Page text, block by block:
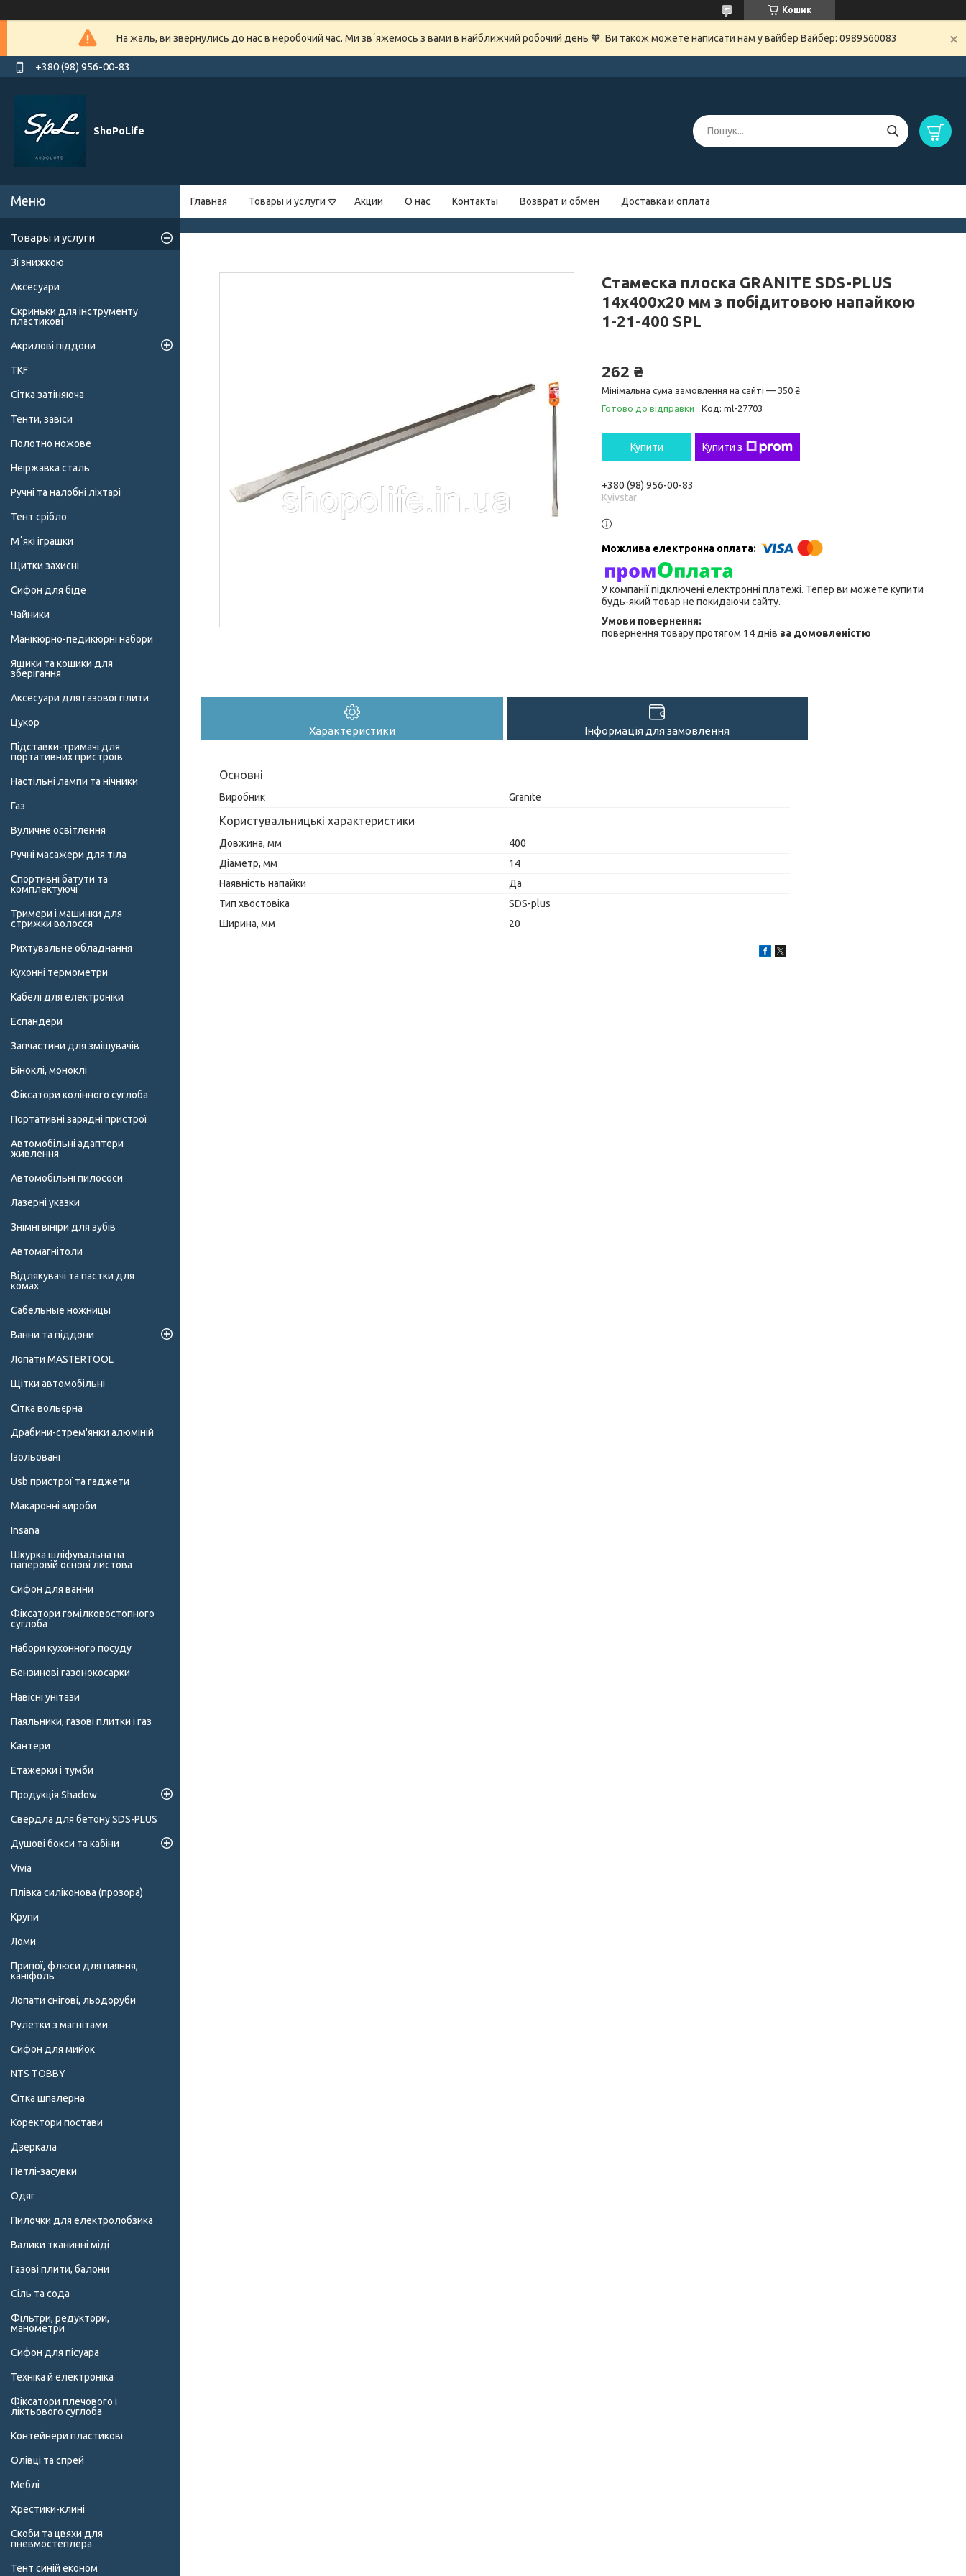
Кошик
На жаль, ви звернулись до нас в неробочий час. Ми звʼяжемось з вами в найближчий робочий день 🧡. Ви також можете написати нам у вайбер Вайбер: 0989560083
+380 (98) 956-00-83
ShoPoLife
Главная Товары и услуги Акции О нас Контакты Возврат и обмен Доставка и оплата
Стамеска плоска GRANITE SDS-PLUS
14х400х20 мм з побідитовою напайкою
1-21-400 SPL
262 ₴
Мінімальна сума замовлення на сайті — 350 ₴
Готово до відправки
Код: ml-27703
Купити Купити з
+380 (98) 956-00-83
Kyivstar
У компанії підключені електронні платежі. Тепер ви можете купити
будь-який товар не покидаючи сайту.
повернення товару протягом 14 днів за домовленістю
Характеристики Інформація для замовлення
Основні
Виробник Granite
Користувальницькі характеристики
Довжина, мм
400
Діаметр, мм
14
Наявність напайки
Да
Тип хвостовіка
SDS-plus
Ширина, мм
20
Товары и услуги
Зі знижкою
Аксесуари
Скриньки для інструменту
пластикові
Акрилові піддони
TKF
Сітка затіняюча
Тенти, завіси
Полотно ножове
Неіржавка сталь
Ручні та налобні ліхтарі
Тент срібло
Мʼякі іграшки
Щитки захисні
Сифон для біде
Чайники
Манікюрно-педикюрні набори
Ящики та кошики для
зберігання
Аксесуари для газової плити
Цукор
Підставки-тримачі для
портативних пристроїв
Настільні лампи та нічники
Газ
Вуличне освітлення
Ручні масажери для тіла
Спортивні батути та
комплектуючі
Тримери і машинки для
стрижки волосся
Рихтувальне обладнання
Кухонні термометри
Кабелі для електроніки
Еспандери
Запчастини для змішувачів
Біноклі, моноклі
Фіксатори колінного суглоба
Портативні зарядні пристрої
Автомобільні адаптери
живлення
Автомобільні пилососи
Лазерні указки
Знімні вініри для зубів
Автомагнітоли
Відлякувачі та пастки для
комах
Сабельные ножницы
Ванни та піддони
Лопати MASTERTOOL
Щітки автомобільні
Сітка вольєрна
Драбини-стрем'янки алюміній
Ізольовані
Usb пристрої та гаджети
Макаронні вироби
Insana
Шкурка шліфувальна на
паперовій основі листова
Сифон для ванни
Фіксатори гомілковостопного
суглоба
Набори кухонного посуду
Бензинові газонокосарки
Навісні унітази
Паяльники, газові плитки і газ
Кантери
Етажерки і тумби
Продукція Shadow
Свердла для бетону SDS-PLUS
Душові бокси та кабіни
Vivia
Плівка силіконова (прозора)
Крупи
Ломи
Припої, флюси для паяння,
каніфоль
Лопати снігові, льодоруби
Рулетки з магнітами
Сифон для мийок
NTS TOBBY
Сітка шпалерна
Коректори постави
Дзеркала
Петлі-засувки
Одяг
Пилочки для електролобзика
Валики тканинні міді
Газові плити, балони
Сіль та сода
Фільтри, редуктори,
манометри
Сифон для пісуара
Техніка й електроніка
Фіксатори плечового і
ліктьового суглоба
Контейнери пластикові
Олівці та спрей
Меблі
Хрестики-клині
Скоби та цвяхи для
пневмостеплера
Тент синій економ